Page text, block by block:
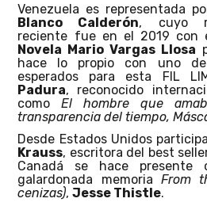
Venezuela es representada
Blanco Calderón, cuyo
reciente fue en el 2019 con
Novela Mario Vargas Llosa
hace lo propio con uno
esperados para esta FIL
Padura, reconocido
comoEl hombre que
transparencia del tiempo,
Desde Estados Unidos
Krauss, escritora del best
Canadá se hace
galardonada memoria From
cenizas),Jesse Thistle.